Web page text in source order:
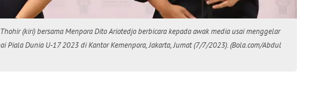
(kiri) bersama Menpora Dito Ariotedjo berbicara kepada awak media usai menggelar
Piala Dunia U-17 2023 di Kantor Kemenpora, Jakarta, Jumat (7/7/2023). (Bola.com/Abdul